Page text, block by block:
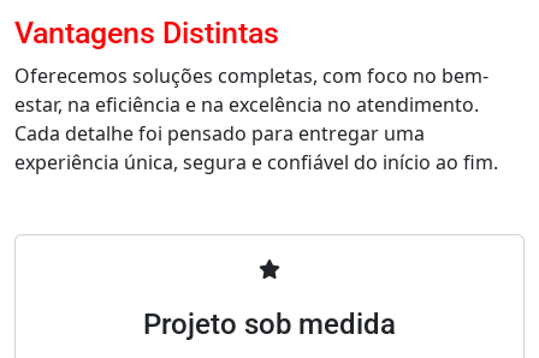
Vantagens Distintas
Oferecemos soluções completas, com foco no bem-
estar, na eficiência e na excelência no atendimento.
Cada detalhe foi pensado para entregar uma
experiência única, segura e confiável do início ao fim.
Projeto sob medida